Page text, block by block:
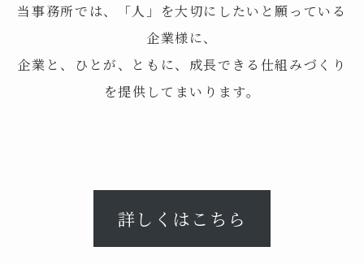
当事務所では、「人」を大切にしたいと願っている
企業様に、
企業と、ひとが、ともに、成長できる仕組みづくり
を提供してまいります。
詳しくはこちら